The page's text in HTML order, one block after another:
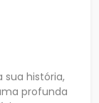
sua história,
profunda